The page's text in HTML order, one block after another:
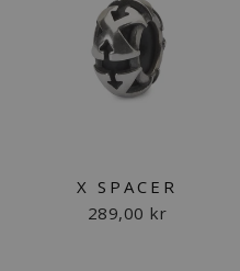
X SPACER
289,00 kr